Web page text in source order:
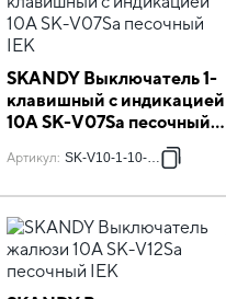
SKANDY Выключатель 1-
клавишный с индикацией
10А SK-V07Sa песочный
Артикул: SK-V10-1-10-K98